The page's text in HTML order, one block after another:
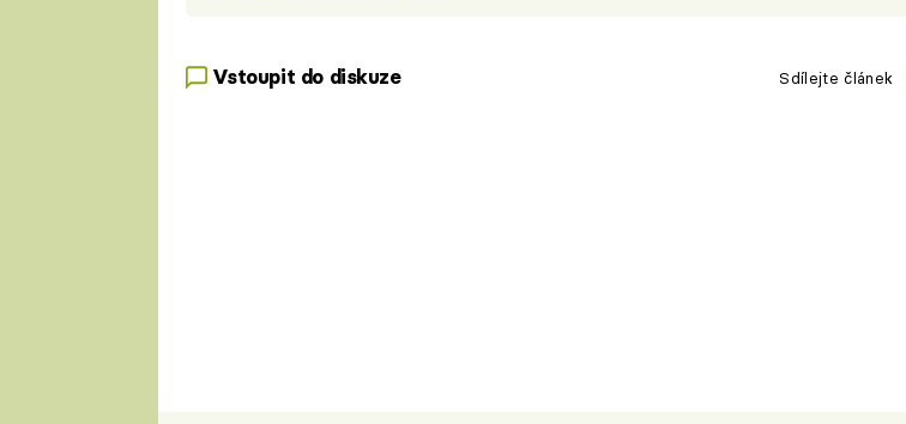
Vstoupit do diskuze Sdílejte článek